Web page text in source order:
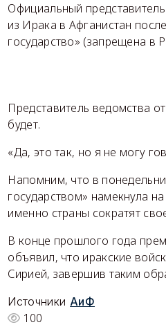
Официальный
из Ирака в Афганистан
государство» (запрещена
Представитель ведомства
будет.
«Да, это так, но я не могу
Напомним, что в
государством» намекнула
именно страны сократят
В конце прошлого года
объявил, что иракские
Сирией, завершив таким
Источники АиФ
100